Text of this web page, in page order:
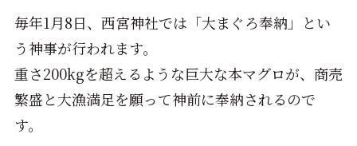
毎年1月8日、西宮神社では「大まぐろ奉納」とい
う神事が行われます。
重さ200kgを超えるような巨大な本マグロが、商売
繁盛と大漁満足を願って神前に奉納されるので
す。